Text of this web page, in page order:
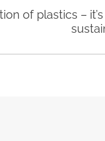
of plastics –